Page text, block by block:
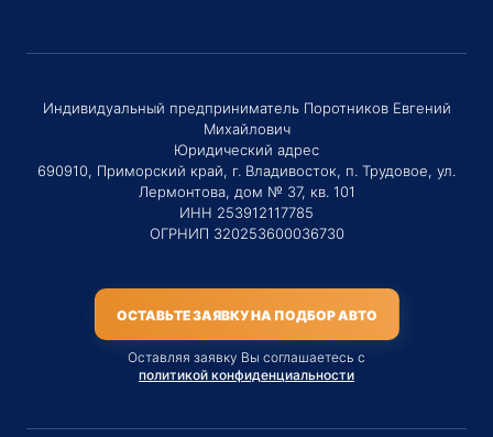
Индивидуальный предприниматель Поротников Евгений
Михайлович
Юридический адрес
690910, Приморский край, г. Владивосток, п. Трудовое, ул.
Лермонтова, дом № 37, кв. 101
ИНН 253912117785
ОГРНИП 320253600036730
ОСТАВЬТЕ ЗАЯВКУ НА ПОДБОР АВТО
Оставляя заявку Вы соглашаетесь с
политикой конфиденциальности